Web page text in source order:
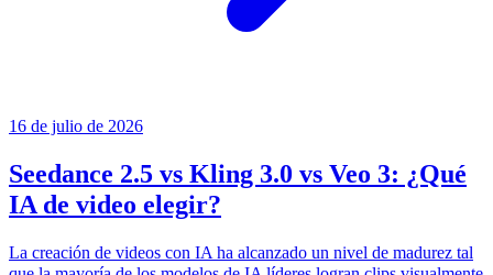
16 de julio de 2026
Seedance 2.5 vs Kling 3.0 vs Veo 3: ¿Qué
IA de video elegir?
La creación de videos con IA ha alcanzado un nivel de madurez tal